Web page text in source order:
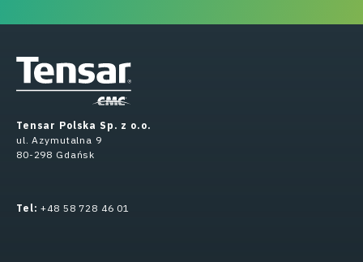
Tensar Polska Sp. z o.o.
ul. Azymutalna 9
80-298 Gdańsk
Tel:+48 58 728 46 01